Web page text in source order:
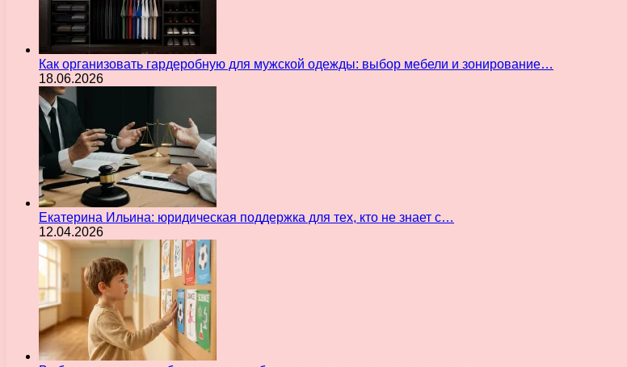
Как организовать гардеробную для мужской одежды: выбор мебели и зонирование…
18.06.2026
Екатерина Ильина: юридическая поддержка для тех, кто не знает с…
12.04.2026